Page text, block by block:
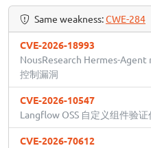
Same weakness:CWE-284
CVE-2026-18993
NousResearch Hermes-
控制漏洞
CVE-2026-10547
Langflow OSS 自定义组件验
CVE-2026-70612